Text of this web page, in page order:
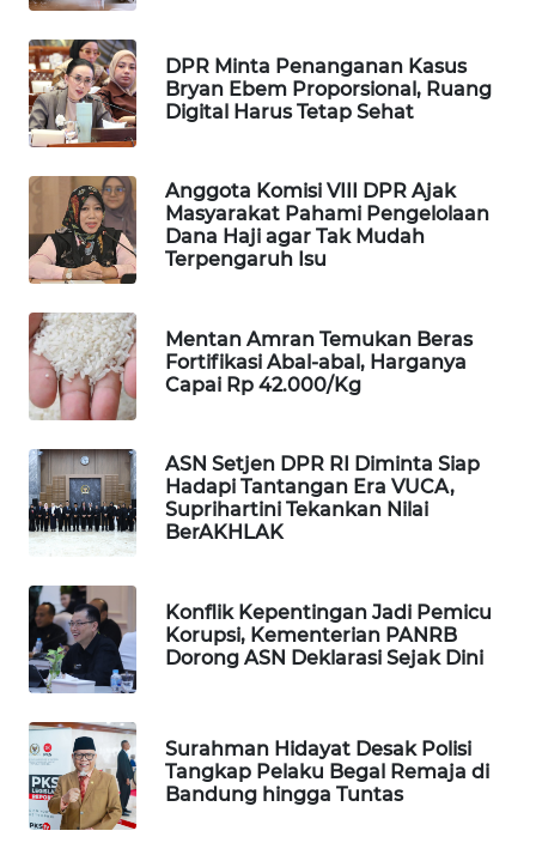
DPR Minta Penanganan Kasus
Bryan Ebem Proporsional, Ruang
Digital Harus Tetap Sehat
Anggota Komisi VIII DPR Ajak
Masyarakat Pahami Pengelolaan
Dana Haji agar Tak Mudah
Terpengaruh Isu
Mentan Amran Temukan Beras
Fortifikasi Abal-abal, Harganya
Capai Rp 42.000/Kg
ASN Setjen DPR RI Diminta Siap
Hadapi Tantangan Era VUCA,
Suprihartini Tekankan Nilai
BerAKHLAK
Konflik Kepentingan Jadi Pemicu
Korupsi, Kementerian PANRB
Dorong ASN Deklarasi Sejak Dini
Surahman Hidayat Desak Polisi
Tangkap Pelaku Begal Remaja di
Bandung hingga Tuntas
WAHANA
TV
WAHANANEWS
WAHANANEWS
CO ID
WAHANANEWS
NET
WAHANA
WAHANA
UMKM
WAHANA
SELEB
WAHANA
PERSONA
WAHANA
OTOMOTIF